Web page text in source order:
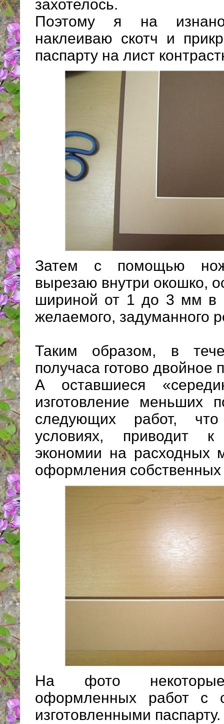
захотелось.
Поэтому я на
наклеиваю скотч и
паспарту на лист
Затем с помощью
вырезаю внутри окошко,
шириной от 1 до 3 мм в
желаемого, задуманного
Таким образом, в
получаса готово двойное
А оставшиеся
изготовление меньших
следующих работ,
условиях, приводит к
экономии на расходных
оформления собственных
На фото
оформленных работ с
изготовленными паспарту.